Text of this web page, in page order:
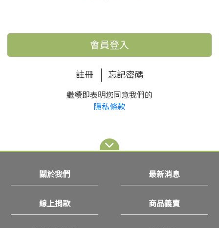
會員登入
註冊 忘記密碼
繼續即表明您同意我們的
隱私條款
關於我們 最新消息
線上捐款 商品義賣